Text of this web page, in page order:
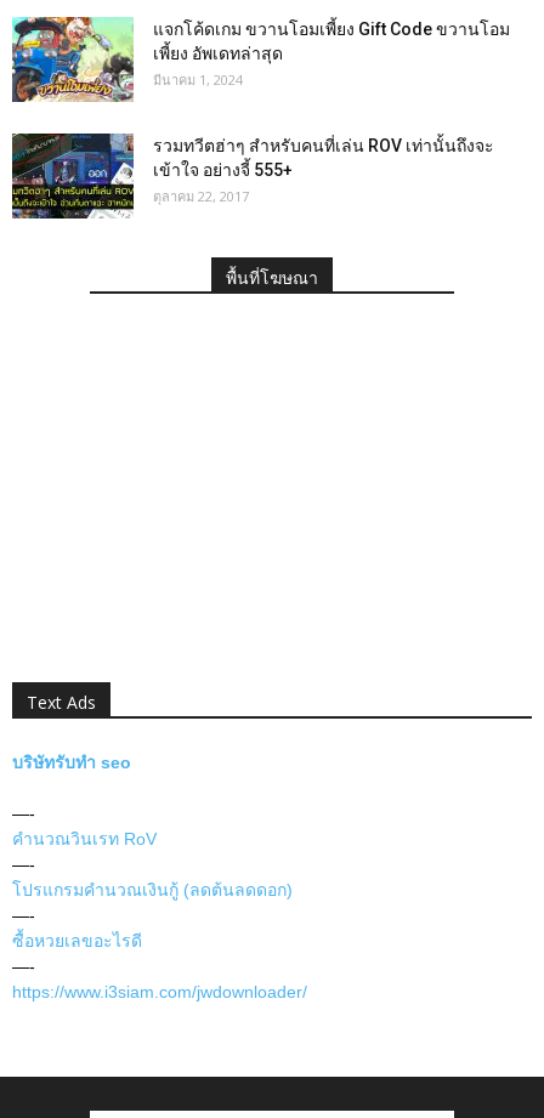
แจกโค้ดเกม ขวานโอมเพี้ยง Gift Code ขวานโอม
เพี้ยง อัพเดทล่าสุด
มีนาคม 1, 2024
รวมทวีตฮ่าๆ สำหรับคนที่เล่น ROV เท่านั้นถึงจะ
เข้าใจ อย่างจี้ 555+
ตุลาคม 22, 2017
พื้นที่โฆษณา
Text Ads
บริษัทรับทำ seo
—-
คำนวณวินเรท RoV
—-
โปรแกรมคำนวณเงินกู้ (ลดต้นลดดอก)
—-
ซื้อหวยเลขอะไรดี
—-
https://www.i3siam.com/jwdownloader/